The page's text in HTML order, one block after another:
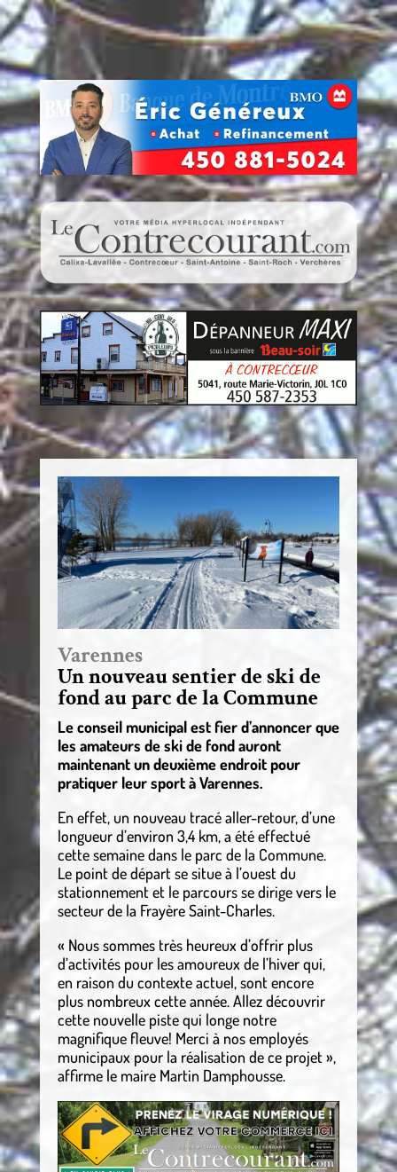
Varennes
Un nouveau sentier de ski de
fond au parc de la Commune
Le conseil municipal est fier d’annoncer que
les amateurs de ski de fond auront
maintenant un deuxième endroit pour
pratiquer leur sport à Varennes.
En effet, un nouveau tracé aller-retour, d’une
longueur d’environ 3,4 km, a été effectué
cette semaine dans le parc de la Commune.
Le point de départ se situe à l’ouest du
stationnement et le parcours se dirige vers le
secteur de la Frayère Saint-Charles.
« Nous sommes très heureux d’offrir plus
d’activités pour les amoureux de l’hiver qui,
en raison du contexte actuel, sont encore
plus nombreux cette année. Allez découvrir
cette nouvelle piste qui longe notre
magnifique fleuve! Merci à nos employés
municipaux pour la réalisation de ce projet »,
affirme le maire Martin Damphousse.